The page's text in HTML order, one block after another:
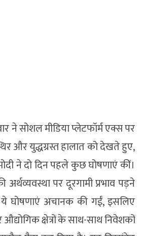
ने सोशल मीडिया प्लेटफॉर्म एक्स पर
और युद्धग्रस्त हालात को देखते हुए,
ने दो दिन पहले कुछ घोषणाएं कीं।
पर दूरगामी प्रभाव पड़ने
घोषणाएं अचानक की गईं, इसलिए
क्षेत्रों के साथ-साथ निवेशकों